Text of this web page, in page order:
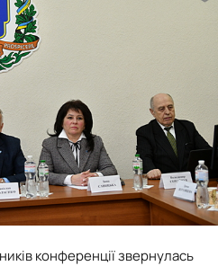
конференції звернулась